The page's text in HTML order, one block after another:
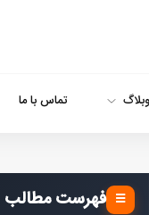
وبلاگ تماس با ما
فهرست مطالب